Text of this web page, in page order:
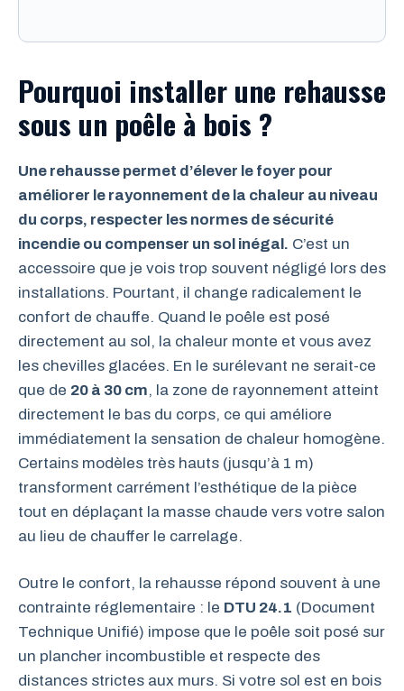
Pourquoi installer une rehausse
sous un poêle à bois ?
Une rehausse permet d’élever le foyer pour
améliorer le rayonnement de la chaleur au niveau
du corps, respecter les normes de sécurité
incendie ou compenser un sol inégal. C’est un
accessoire que je vois trop souvent négligé lors des
installations. Pourtant, il change radicalement le
confort de chauffe. Quand le poêle est posé
directement au sol, la chaleur monte et vous avez
les chevilles glacées. En le surélevant ne serait-ce
que de 20 à 30 cm, la zone de rayonnement atteint
directement le bas du corps, ce qui améliore
immédiatement la sensation de chaleur homogène.
Certains modèles très hauts (jusqu’à 1 m)
transforment carrément l’esthétique de la pièce
tout en déplaçant la masse chaude vers votre salon
au lieu de chauffer le carrelage.
Outre le confort, la rehausse répond souvent à une
contrainte réglementaire : le DTU 24.1 (Document
Technique Unifié) impose que le poêle soit posé sur
un plancher incombustible et respecte des
distances strictes aux murs. Si votre sol est en bois